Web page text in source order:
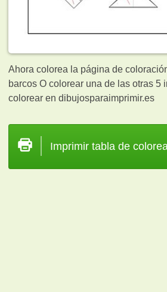
Ahora colorea la página de
barcos O colorear una de las otras 5
colorear en dibujosparaimprimir.es
Imprimir tabla de